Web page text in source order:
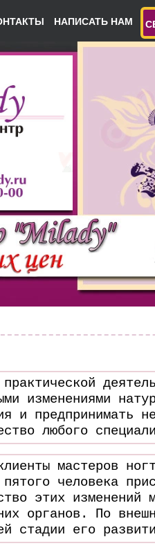
НАПИСАТЬ НАМ
изменениями
и предпринимать
любого
мастеров
пятого человека
этих изменений
органов. По
стадии его